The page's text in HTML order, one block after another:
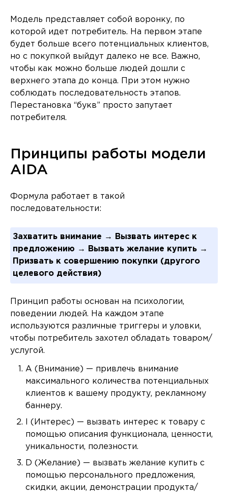
Модель представляет собой воронку, по
которой идет потребитель. На первом этапе
будет больше всего потенциальных клиентов,
но с покупкой выйдут далеко не все. Важно,
чтобы как можно больше людей дошли с
верхнего этапа до конца. При этом нужно
соблюдать последовательность этапов.
Перестановка “букв” просто запутает
потребителя.
Принципы работы модели
AIDA
Формула работает в такой
последовательности:
Захватить внимание → Вызвать интерес к
предложению → Вызвать желание купить →
Призвать к совершению покупки (другого
целевого действия)
Принцип работы основан на психологии,
поведении людей. На каждом этапе
используются различные триггеры и уловки,
чтобы потребитель захотел обладать товаром/
услугой.
A (Внимание) — привлечь внимание
максимального количества потенциальных
клиентов к вашему продукту, рекламному
баннеру.
I (Интерес) — вызвать интерес к товару с
помощью описания функционала, ценности,
уникальности, полезности.
D (Желание) — вызвать желание купить с
помощью персонального предложения,
скидки, акции, демонстрации продукта/